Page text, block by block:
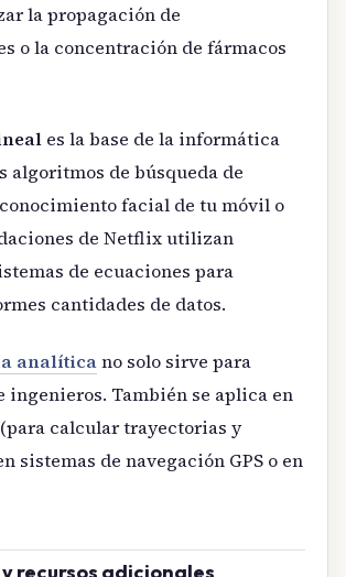
la propagación de
o la concentración de fármacos
es la base de la informática
algoritmos de búsqueda de
facial de tu móvil o
de Netflix utilizan
de ecuaciones para
cantidades de datos.
analíticano solo sirve para
ingenieros. También se aplica en
(para calcular trayectorias y
sistemas de navegación GPS o en